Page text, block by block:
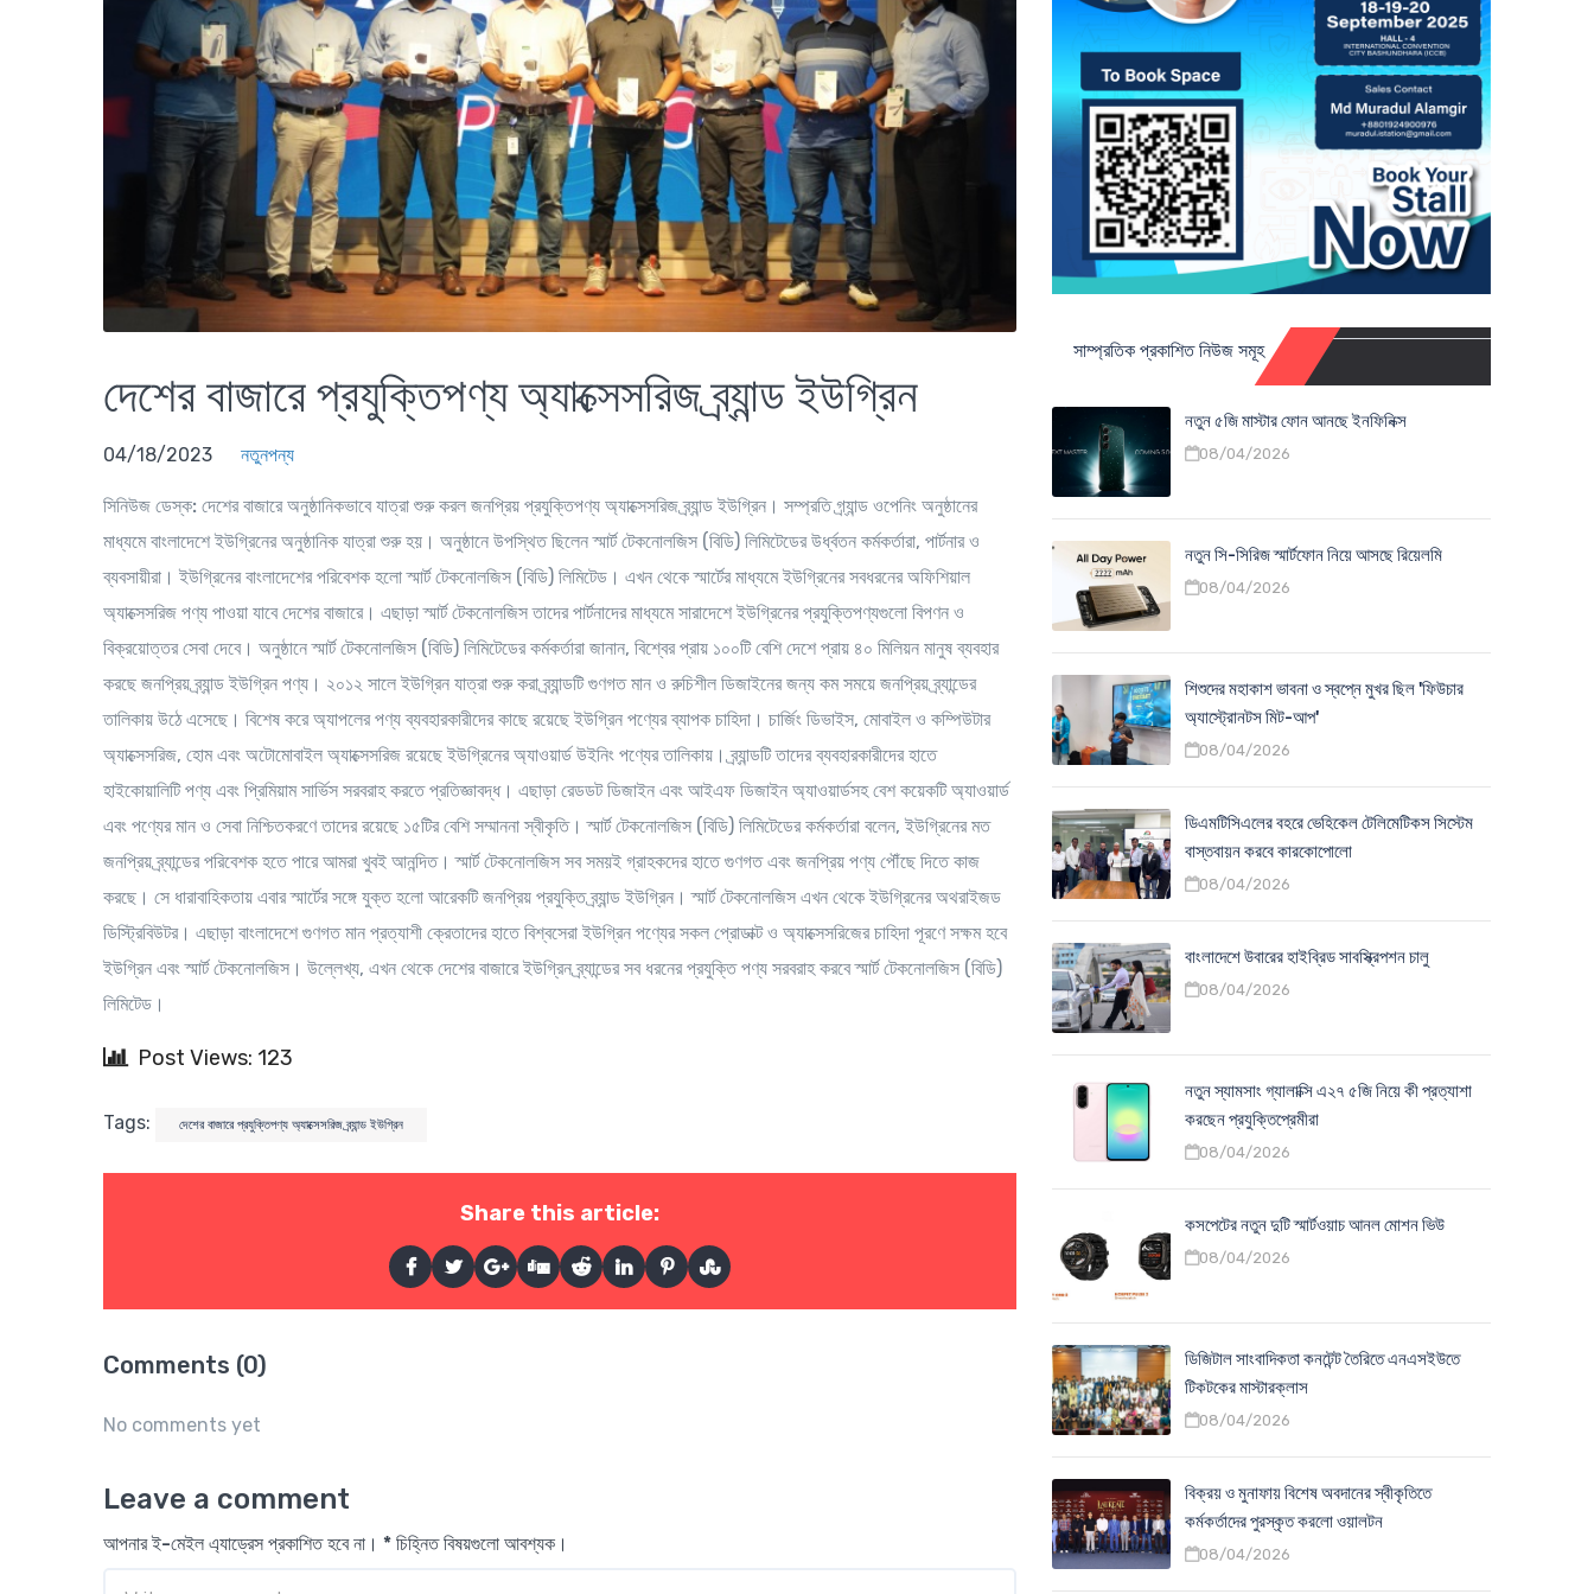
দেশের বাজারে প্রযুক্তিপণ্য অ্যাক্সেসরিজ ব্র্যান্ড ইউগ্রিন
04/18/2023 নতুনপন্য
সিনিউজ ডেস্ক: দেশের বাজারে অনুষ্ঠানিকভাবে যাত্রা শুরু করল জনপ্রিয় প্রযুক্তিপণ্য অ্যাক্সেসরিজ ব্র্যান্ড ইউগ্রিন। সম্প্রতি গ্র্যান্ড ওপেনিং অনুষ্ঠানের
মাধ্যমে বাংলাদেশে ইউগ্রিনের অনুষ্ঠানিক যাত্রা শুরু হয়। অনুষ্ঠানে উপস্থিত ছিলেন স্মার্ট টেকনোলজিস (বিডি) লিমিটেডের উর্ধ্বতন কর্মকর্তারা, পার্টনার ও
ব্যবসায়ীরা। ইউগ্রিনের বাংলাদেশের পরিবেশক হলো স্মার্ট টেকনোলজিস (বিডি) লিমিটেড। এখন থেকে স্মার্টের মাধ্যমে ইউগ্রিনের সবধরনের অফিশিয়াল
অ্যাক্সেসরিজ পণ্য পাওয়া যাবে দেশের বাজারে। এছাড়া স্মার্ট টেকনোলজিস তাদের পার্টনাদের মাধ্যমে সারাদেশে ইউগ্রিনের প্রযুক্তিপণ্যগুলো বিপণন ও
বিক্রয়োত্তর সেবা দেবে। অনুষ্ঠানে স্মার্ট টেকনোলজিস (বিডি) লিমিটেডের কর্মকর্তারা জানান, বিশ্বের প্রায় ১০০টি বেশি দেশে প্রায় ৪০ মিলিয়ন মানুষ ব্যবহার
করছে জনপ্রিয় ব্র্যান্ড ইউগ্রিন পণ্য। ২০১২ সালে ইউগ্রিন যাত্রা শুরু করা ব্র্যান্ডটি গুণগত মান ও রুচিশীল ডিজাইনের জন্য কম সময়ে জনপ্রিয় ব্র্যান্ডের
তালিকায় উঠে এসেছে। বিশেষ করে অ্যাপলের পণ্য ব্যবহারকারীদের কাছে রয়েছে ইউগ্রিন পণ্যের ব্যাপক চাহিদা। চার্জিং ডিভাইস, মোবাইল ও কম্পিউটার
অ্যাক্সেসরিজ, হোম এবং অটোমোবাইল অ্যাক্সেসরিজ রয়েছে ইউগ্রিনের অ্যাওয়ার্ড উইনিং পণ্যের তালিকায়। ব্র্যান্ডটি তাদের ব্যবহারকারীদের হাতে
হাইকোয়ালিটি পণ্য এবং প্রিমিয়াম সার্ভিস সরবরাহ করতে প্রতিজ্ঞাবদ্ধ। এছাড়া রেডডট ডিজাইন এবং আইএফ ডিজাইন অ্যাওয়ার্ডসহ বেশ কয়েকটি অ্যাওয়ার্ড
এবং পণ্যের মান ও সেবা নিশ্চিতকরণে তাদের রয়েছে ১৫টির বেশি সম্মাননা স্বীকৃতি। স্মার্ট টেকনোলজিস (বিডি) লিমিটেডের কর্মকর্তারা বলেন, ইউগ্রিনের মত
জনপ্রিয় ব্র্যান্ডের পরিবেশক হতে পারে আমরা খুবই আনন্দিত। স্মার্ট টেকনোলজিস সব সময়ই গ্রাহকদের হাতে গুণগত এবং জনপ্রিয় পণ্য পৌঁছে দিতে কাজ
করছে। সে ধারাবাহিকতায় এবার স্মার্টের সঙ্গে যুক্ত হলো আরেকটি জনপ্রিয় প্রযুক্তি ব্র্যান্ড ইউগ্রিন। স্মার্ট টেকনোলজিস এখন থেকে ইউগ্রিনের অথরাইজড
ডিস্ট্রিবিউটর। এছাড়া বাংলাদেশে গুণগত মান প্রত্যাশী ক্রেতাদের হাতে বিশ্বসেরা ইউগ্রিন পণ্যের সকল প্রোডাক্ট ও অ্যাক্সেসরিজের চাহিদা পূরণে সক্ষম হবে
ইউগ্রিন এবং স্মার্ট টেকনোলজিস। উল্লেখ্য, এখন থেকে দেশের বাজারে ইউগ্রিন ব্র্যান্ডের সব ধরনের প্রযুক্তি পণ্য সরবরাহ করবে স্মার্ট টেকনোলজিস (বিডি)
লিমিটেড।
Post Views: 123
Tags: দেশের বাজারে প্রযুক্তিপণ্য অ্যাক্সেসরিজ ব্র্যান্ড ইউগ্রিন
Share this article:
Comments (0)
No comments yet
Leave a comment
আপনার ই-মেইল এ্যাড্রেস প্রকাশিত হবে না। * চিহ্নিত বিষয়গুলো আবশ্যক।
সাম্প্রতিক প্রকাশিত নিউজ সমূহ
নতুন ৫জি মাস্টার ফোন আনছে ইনফিনিক্স
08/04/2026
নতুন সি-সিরিজ স্মার্টফোন নিয়ে আসছে রিয়েলমি
08/04/2026
শিশুদের মহাকাশ ভাবনা ও স্বপ্নে মুখর ছিল 'ফিউচার
অ্যাস্ট্রোনটস মিট-আপ'
08/04/2026
ডিএমটিসিএলের বহরে ভেহিকেল টেলিমেটিকস সিস্টেম
বাস্তবায়ন করবে কারকোপোলো
08/04/2026
বাংলাদেশে উবারের হাইব্রিড সাবস্ক্রিপশন চালু
08/04/2026
নতুন স্যামসাং গ্যালাক্সি এ২৭ ৫জি নিয়ে কী প্রত্যাশা
করছেন প্রযুক্তিপ্রেমীরা
08/04/2026
কসপেটের নতুন দুটি স্মার্টওয়াচ আনল মোশন ভিউ
08/04/2026
ডিজিটাল সাংবাদিকতা কনটেন্ট তৈরিতে এনএসইউতে
টিকটকের মাস্টারক্লাস
08/04/2026
বিক্রয় ও মুনাফায় বিশেষ অবদানের স্বীকৃতিতে
কর্মকর্তাদের পুরস্কৃত করলো ওয়ালটন
08/04/2026